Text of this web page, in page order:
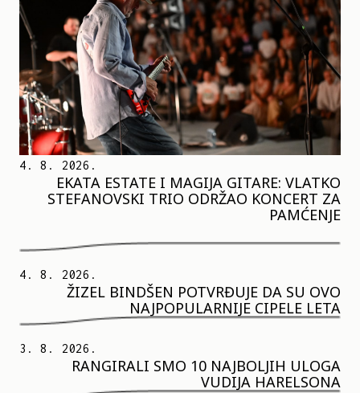
4. 8. 2026.
EKATA ESTATE I MAGIJA GITARE: VLATKO
STEFANOVSKI TRIO ODRŽAO KONCERT ZA
PAMĆENJE
4. 8. 2026.
ŽIZEL BINDŠEN POTVRĐUJE DA SU OVO
NAJPOPULARNIJE CIPELE LETA
3. 8. 2026.
RANGIRALI SMO 10 NAJBOLJIH ULOGA
VUDIJA HARELSONA